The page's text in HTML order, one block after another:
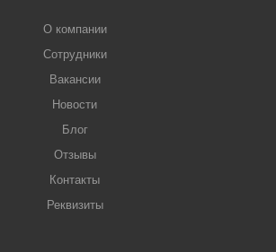
О компании
Сотрудники
Вакансии
Новости
Блог
Отзывы
Контакты
Реквизиты